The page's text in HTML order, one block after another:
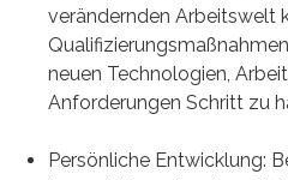
verändernden Arbeitswelt
neuen Technologien,
Anforderungen Schritt zu
Persönliche Entwicklung: